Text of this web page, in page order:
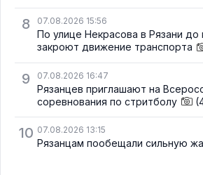
8 07.08.2026 15:56
По улице Некрасова в Рязани до
закроют движение транспорта
9 07.08.2026 16:47
Рязанцев приглашают на
соревнования по стритболу
10 07.08.2026 13:15
Рязанцам пообещали сильную